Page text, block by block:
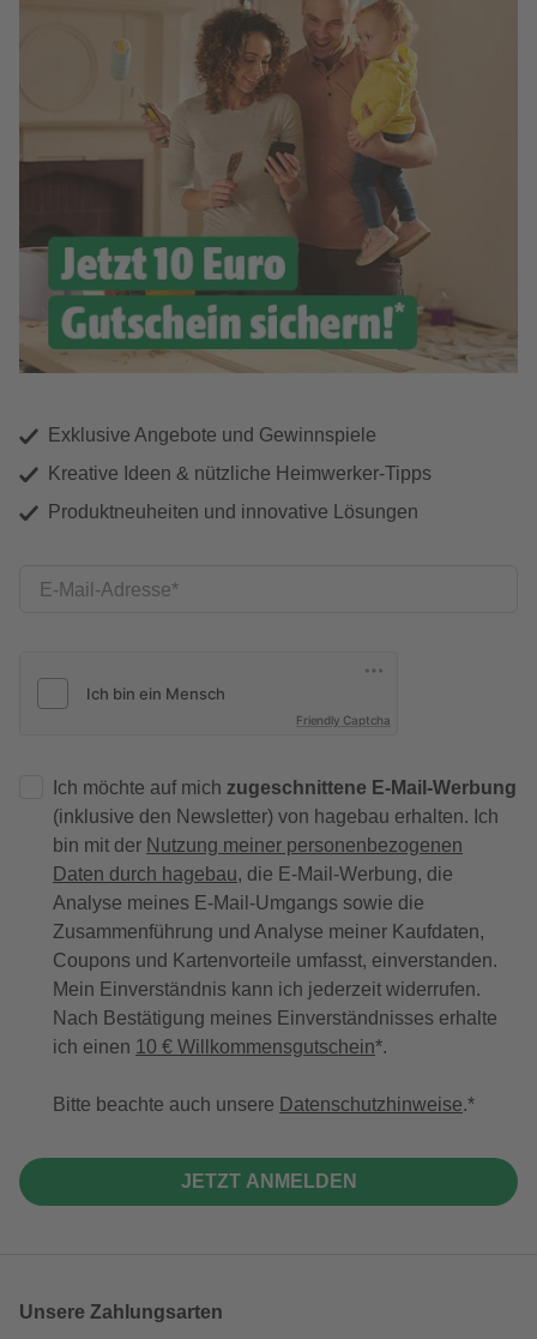
Exklusive Angebote und Gewinnspiele
Kreative Ideen & nützliche Heimwerker-Tipps
Produktneuheiten und innovative Lösungen
E-Mail-Adresse
Friendly Captcha
Ich möchte auf mich zugeschnittene E-Mail-Werbung
(inklusive den Newsletter) von hagebau erhalten. Ich
bin mit der Nutzung meiner personenbezogenen
Daten durch hagebau, die E-Mail-Werbung, die
Analyse meines E-Mail-Umgangs sowie die
Zusammenführung und Analyse meiner Kaufdaten,
Coupons und Kartenvorteile umfasst, einverstanden.
Mein Einverständnis kann ich jederzeit widerrufen.
Nach Bestätigung meines Einverständnisses erhalte
ich einen 10 € Willkommensgutschein*.
Bitte beachte auch unsere Datenschutzhinweise.
JETZT ANMELDEN
Unsere Zahlungsarten